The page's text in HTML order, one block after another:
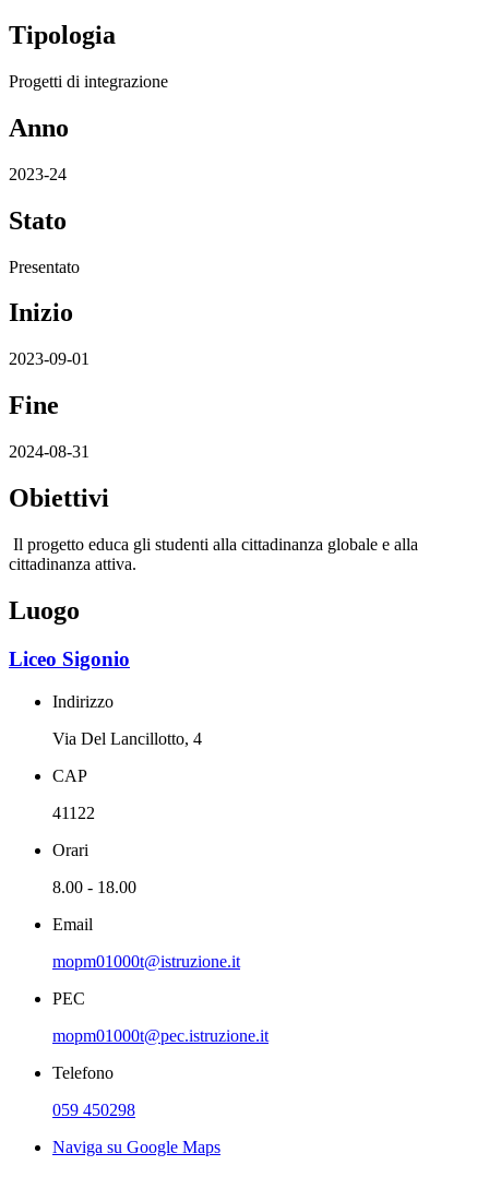
Tipologia
Progetti di integrazione
Anno
2023-24
Stato
Presentato
Inizio
2023-09-01
Fine
2024-08-31
Obiettivi
Il progetto educa gli studenti alla cittadinanza globale e alla
cittadinanza attiva.
Luogo
Liceo Sigonio
Indirizzo
Via Del Lancillotto, 4
CAP
41122
Orari
8.00 - 18.00
Email
mopm01000t@istruzione.it
PEC
mopm01000t@pec.istruzione.it
Telefono
059 450298
Naviga su Google Maps